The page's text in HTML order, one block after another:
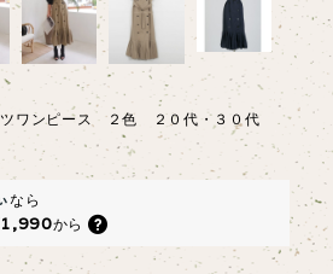
ワンピース ２色 ２０代・３０代
なら
から